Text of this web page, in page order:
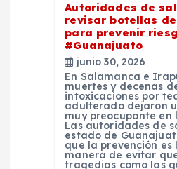
Autoridades de
revisar botellas
para prevenir
#Guanajuato
junio 30, 2026
En Salamanca e
muertes y decenas
intoxicaciones por
adulterado dejaron
muy preocupante en
Las autoridades de
estado de
que la prevención es
manera de evitar
tragedias como las